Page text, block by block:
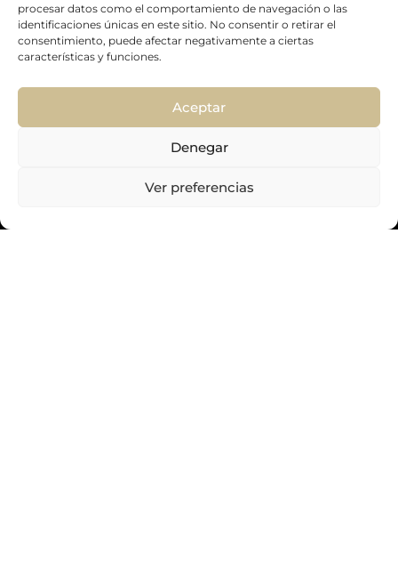
procesar datos como el comportamiento de navegación o las
identificaciones únicas en este sitio. No consentir o retirar el
consentimiento, puede afectar negativamente a ciertas
características y funciones.
Aceptar
Denegar
Ver preferencias